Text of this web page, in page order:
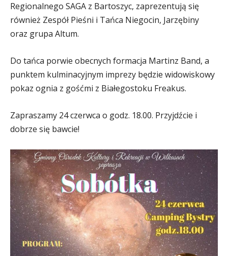
Regionalnego SAGA z Bartoszyc, zaprezentują się
również Zespół Pieśni i Tańca Niegocin, Jarzębiny
oraz grupa Altum.
Do tańca porwie obecnych formacja Martinz Band, a
punktem kulminacyjnym imprezy będzie widowiskowy
pokaz ognia z gośćmi z Białegostoku Freakus.
Zapraszamy 24 czerwca o godz. 18.00. Przyjdźcie i
dobrze się bawcie!